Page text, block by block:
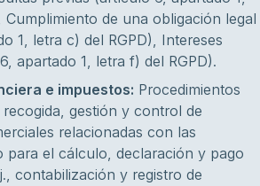
Cumplimiento de una obligación legal
1, letra c) del RGPD), Intereses
apartado 1, letra f) del RGPD).
e impuestos: Procedimientos
gestión y control de
relacionadas con las
para el cálculo, declaración y pago
contabilización y registro de